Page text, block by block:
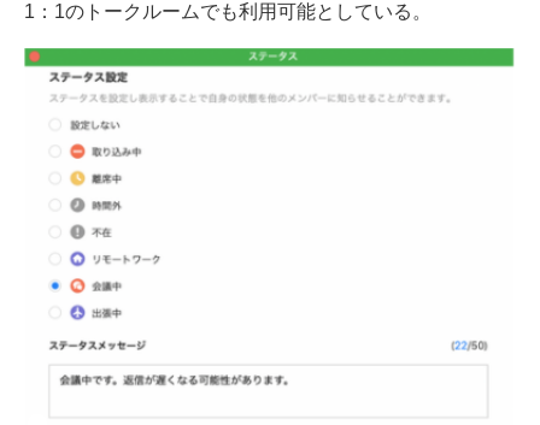
1：1のトークルームでも利⽤可能としている。